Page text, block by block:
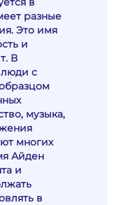
разные
Это имя
и
В
с
музыка,
многих
Айден
и
в